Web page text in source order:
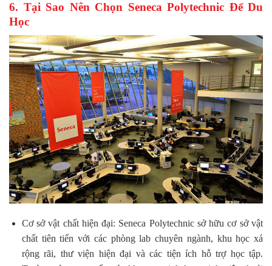
6. Tại Sao Nên Chọn Seneca Polytechnic Để Du
Học
Cơ sở vật chất hiện đại: Seneca Polytechnic sở hữu cơ sở vật
chất tiên tiến với các phòng lab chuyên ngành, khu học xá
rộng rãi, thư viện hiện đại và các tiện ích hỗ trợ học tập.